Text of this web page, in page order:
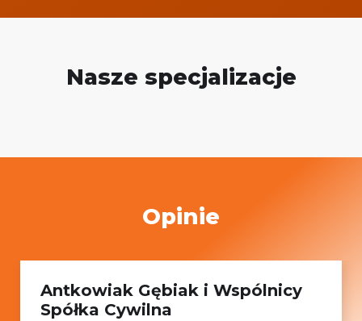
Nasze specjalizacje
Opinie
Antkowiak Gębiak i Wspólnicy
Spółka Cywilna